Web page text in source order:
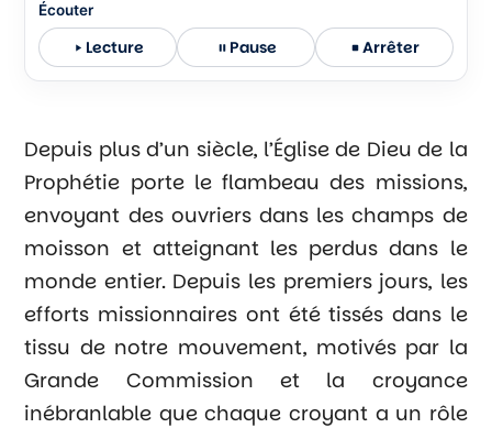
Écouter
Lecture Pause Arrêter
Depuis plus d’un siècle, l’Église de Dieu de la
Prophétie porte le flambeau des missions,
envoyant des ouvriers dans les champs de
moisson et atteignant les perdus dans le
monde entier. Depuis les premiers jours, les
efforts missionnaires ont été tissés dans le
tissu de notre mouvement, motivés par la
Grande Commission et la croyance
inébranlable que chaque croyant a un rôle